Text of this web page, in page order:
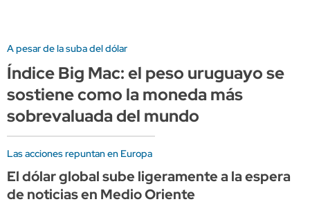
A pesar de la suba del dólar
Índice Big Mac: el peso uruguayo se
sostiene como la moneda más
sobrevaluada del mundo
Las acciones repuntan en Europa
El dólar global sube ligeramente a la espera
de noticias en Medio Oriente